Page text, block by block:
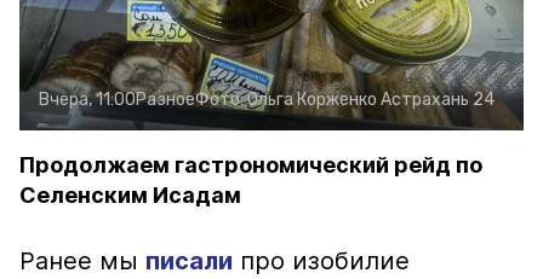
Вчера, 11:00РазноеФото:Ольга Корженко Астрахань 24
Продолжаем гастрономический рейд по
Селенским Исадам
Ранее мы писали про изобилие